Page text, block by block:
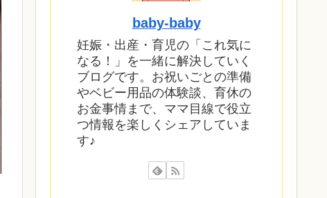
baby‐baby
妊娠・出産・育児の「これ気に
なる！」を一緒に解決していく
ブログです。お祝いごとの準備
やベビー用品の体験談、育休の
お金事情まで、ママ目線で役立
つ情報を楽しくシェアしていま
す♪